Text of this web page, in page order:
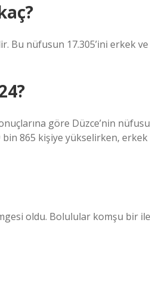
Bu nüfusun 17.305’ini erkek
göre Düzce’nin
865 kişiye yükselirken, erkek
oldu. Bolulular komşu bir